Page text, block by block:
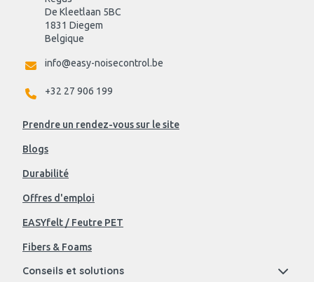
De Kleetlaan 5BC
1831 Diegem
Belgique
info@easy-noisecontrol.be
+32 27 906 199
Prendre un rendez-vous sur le site
Blogs
Durabilité
Offres d'emploi
EASYfelt / Feutre PET
Fibers & Foams
Conseils et solutions